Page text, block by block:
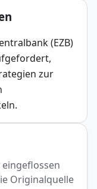
(EZB)
zur
Originalquelle